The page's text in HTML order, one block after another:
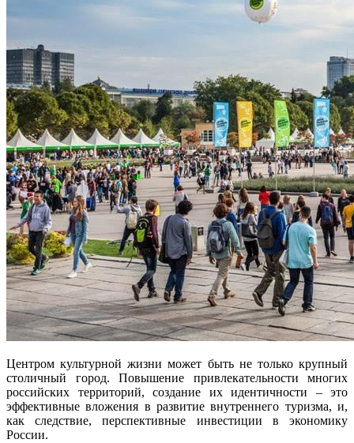
Центром культурной жизни может быть не только крупный
столичный город. Повышение привлекательности многих
российских территорий, создание их идентичности – это
эффективные вложения в развитие внутреннего туризма, и,
как следствие, перспективные инвестиции в экономику
России.